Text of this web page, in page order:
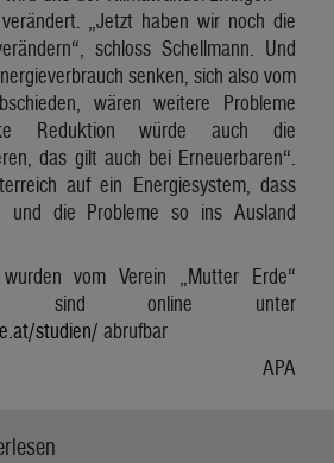
„Jetzt haben wir noch die
schloss Schellmann. Und
senken, sich also vom
wären weitere Probleme
Reduktion würde auch die
das gilt auch bei Erneuerbaren“.
auf ein Energiesystem, dass
und die Probleme so ins Ausland
vom Verein „Mutter Erde“
sind online unter
studien/ abrufbar
APA